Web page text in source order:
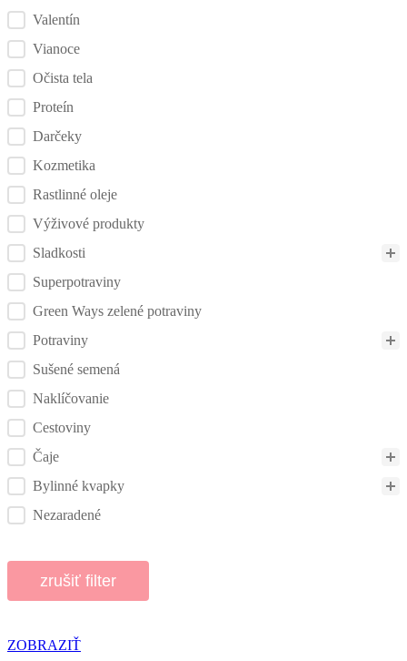
Valentín
Vianoce
Očista tela
Proteín
Darčeky
Kozmetika
Rastlinné oleje
Výživové produkty
Sladkosti
Superpotraviny
Green Ways zelené potraviny
Potraviny
Sušené semená
Naklíčovanie
Cestoviny
Čaje
Bylinné kvapky
Nezaradené
zrušiť filter
ZOBRAZIŤ